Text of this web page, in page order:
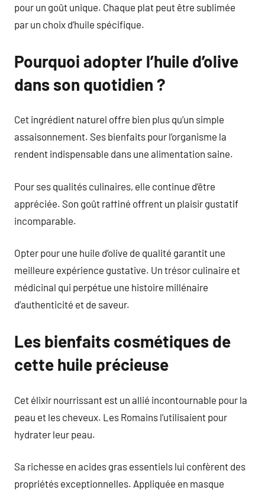
pour un goût unique. Chaque plat peut être sublimée
par un choix d’huile spécifique.
Pourquoi adopter l’huile d’olive
dans son quotidien ?
Cet ingrédient naturel offre bien plus qu’un simple
assaisonnement. Ses bienfaits pour l’organisme la
rendent indispensable dans une alimentation saine.
Pour ses qualités culinaires, elle continue d’être
appréciée. Son goût raffiné offrent un plaisir gustatif
incomparable.
Opter pour une huile d’olive de qualité garantit une
meilleure expérience gustative. Un trésor culinaire et
médicinal qui perpétue une histoire millénaire
d’authenticité et de saveur.
Les bienfaits cosmétiques de
cette huile précieuse
Cet élixir nourrissant est un allié incontournable pour la
peau et les cheveux. Les Romains l’utilisaient pour
hydrater leur peau.
Sa richesse en acides gras essentiels lui confèrent des
propriétés exceptionnelles. Appliquée en masque